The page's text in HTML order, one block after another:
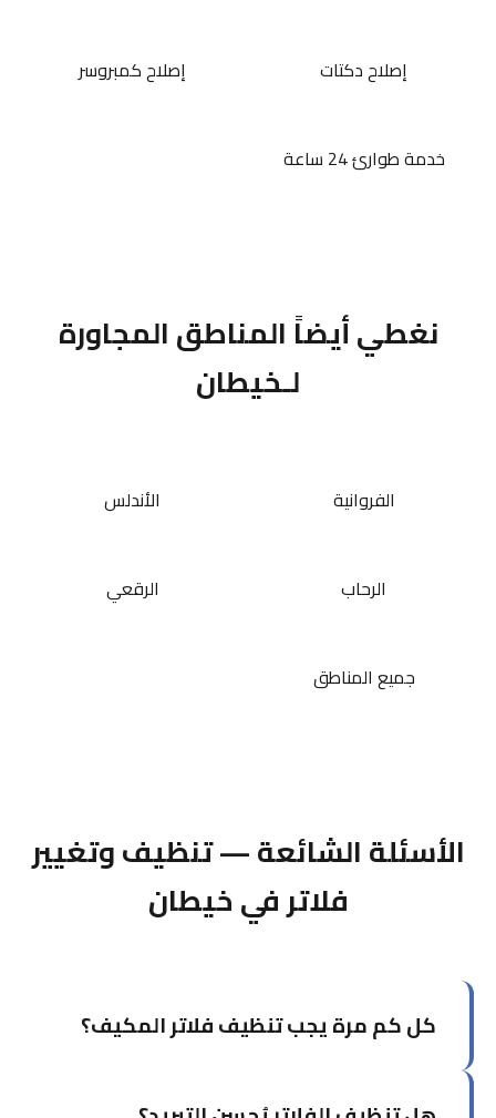
إصلاح دكتات إصلاح كمبروسر
خدمة طوارئ 24 ساعة
نغطي أيضاً المناطق المجاورة
لـخيطان
الفروانية الأندلس
الرحاب الرقعي
جميع المناطق
الأسئلة الشائعة — تنظيف وتغيير
فلاتر في خيطان
كل كم مرة يجب تنظيف فلاتر المكيف؟